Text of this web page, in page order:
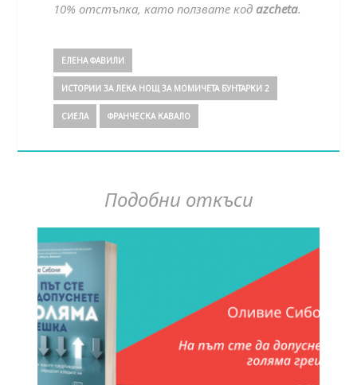
10% отстъпка, като ползвате кодazcheta.
ЕЛЕНА ФАВИЛИ
ИСТОРИИ ЗА ЛЕКА НОЩ ЗА МОМИЧЕТА БУНТАРКИ 2
СИЕЛА ФРАНЧЕСКА КАВАЛО
Подобни откъси